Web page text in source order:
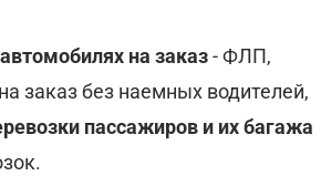
на заказ- ФЛП,
заказ без наемных водителей,
пассажиров и их багажа